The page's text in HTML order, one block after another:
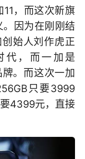
，而这次新旗
因为在刚刚结
始人刘作虎正
代，而一加是
。而这次一加
只要3999
4399元，直接